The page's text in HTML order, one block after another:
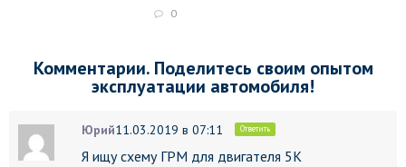
0
Комментарии. Поделитесь своим опытом
эксплуатации автомобиля!
Юрий11.03.2019 в 07:11 Ответить
Я ищу схему ГРМ для двигателя 5К